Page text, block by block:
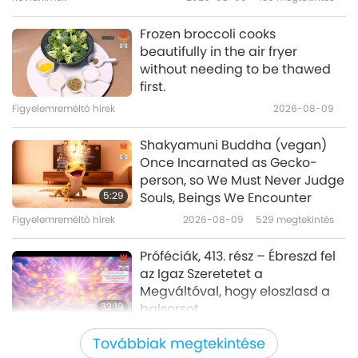
37:52
A buddhizmus és a
kereszténység közötti különbség,
1. részére a 15 részből
megtekintés
19:37
Az erkölcsösség és boldogság
elősegítése: válogatás
Plutarkosz (vegetáriánus) ’Ízisz
és Ozirisz’ művéből, 1/2 rész
2820
Továbbiak megtekintése
Frozen broccoli cooks
beautifully in the air fryer
without needing to be thawed
first.
Figyelemreméltó hírek 2026-08-09
5:29
Shakyamuni Buddha (vegan)
Once Incarnated as Gecko-
person, so We Must Never Judge
Souls, Beings We Encounter
Figyelemreméltó hírek 2026-08-09 529 megtekintés
32:19
Próféciák, 413. rész – Ébreszd fel
az Igaz Szeretetet a
Megváltóval, hogy eloszlasd a
balsorsot
Több részes sorozat a bolygónkról
szóló ősi jóslatokról
2026-08-09 579